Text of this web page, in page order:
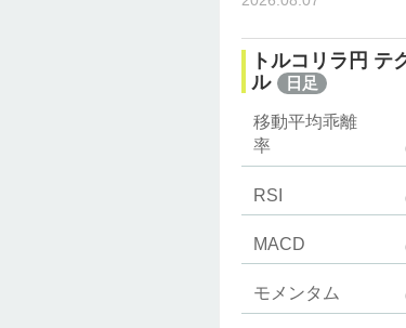
トルコリラ円 テ
ル
日足
移動平均乖離
率
RSI
MACD
モメンタム